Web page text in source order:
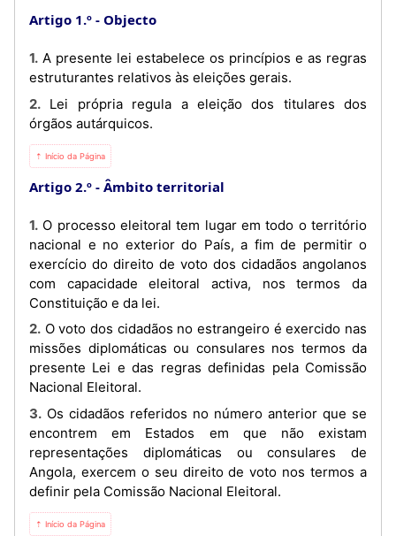
Artigo 1.º Objecto
1. A presente lei estabelece os princípios e as regras
estruturantes relativos às eleições gerais.
2. Lei própria regula a eleição dos titulares dos
órgãos autárquicos.
⇡ Início da Página
Artigo 2.º Âmbito territorial
1. O processo eleitoral tem lugar em todo o território
nacional e no exterior do País, a fim de permitir o
exercício do direito de voto dos cidadãos angolanos
com capacidade eleitoral activa, nos termos da
Constituição e da lei.
2. O voto dos cidadãos no estrangeiro é exercido nas
missões diplomáticas ou consulares nos termos da
presente Lei e das regras definidas pela Comissão
Nacional Eleitoral.
3. Os cidadãos referidos no número anterior que se
encontrem em Estados em que não existam
representações diplomáticas ou consulares de
Angola, exercem o seu direito de voto nos termos a
definir pela Comissão Nacional Eleitoral.
⇡ Início da Página